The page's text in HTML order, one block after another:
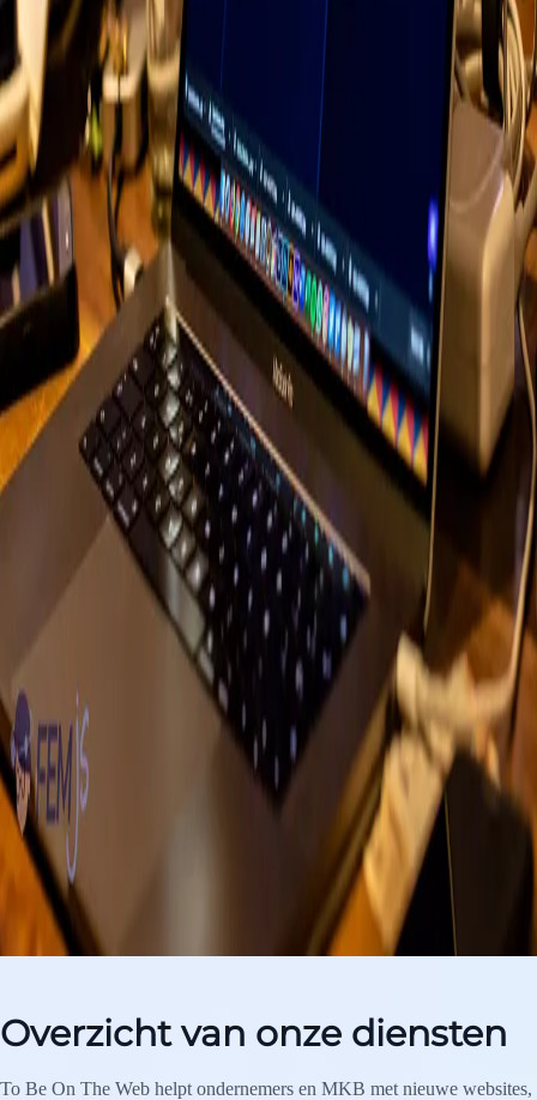
Overzicht van onze diensten
To Be On The Web helpt ondernemers en MKB met nieuwe websites,